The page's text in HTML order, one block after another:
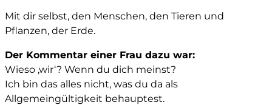
Mit dir selbst, den Menschen, den Tieren und
Pflanzen, der Erde.
Der Kommentar einer Frau dazu war:
Wieso ‚wir‘? Wenn du dich meinst?
Ich bin das alles nicht, was du da als
Allgemeingültigkeit behauptest.